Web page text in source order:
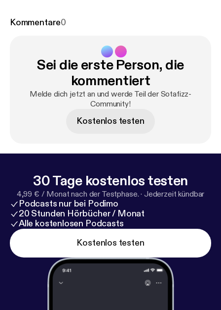
Kommentare0
Sei die erste Person, die
kommentiert
Melde dich jetzt an und werde Teil der Sotafizz-
Community!
Kostenlos testen
30 Tage kostenlos testen
4,99 € / Monat nach der Testphase. · Jederzeit kündbar
Podcasts nur bei Podimo
20 Stunden Hörbücher / Monat
Alle kostenlosen Podcasts
Kostenlos testen